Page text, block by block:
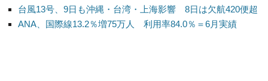
台風13号、9日も沖縄・台湾・上海影響 8日は欠航420便超
ANA、国際線13.2％増75万人 利用率84.0％＝6月実績